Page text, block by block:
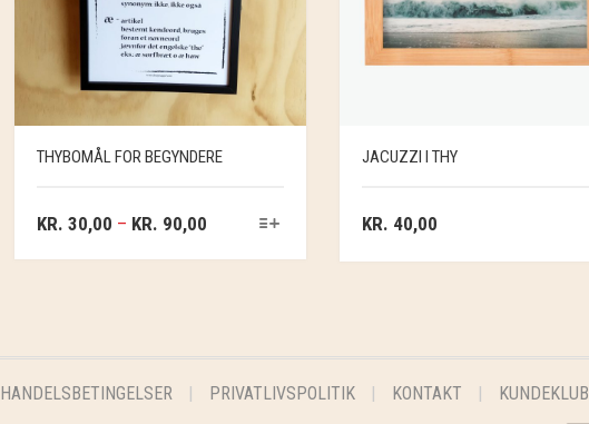
THYBOMÅL FOR BEGYNDERE
KR. 30,00 – KR. 90,00
JACUZZI I THY
KR. 40,00
HANDELSBETINGELSER PRIVATLIVSPOLITIK KONTAKT
KUNDEKLUB